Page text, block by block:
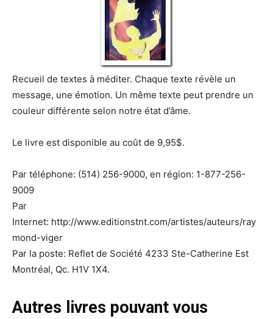
Recueil de textes à méditer. Chaque texte révèle un
message, une émotion. Un même texte peut prendre un
couleur différente selon notre état d’âme.
Le livre est disponible au coût de 9,95$.
Par téléphone: (514) 256-9000, en région: 1-877-256-
9009
Par
Internet: http://www.editionstnt.com/artistes/auteurs/ray
mond-viger
Par la poste: Reflet de Société 4233 Ste-Catherine Est
Montréal, Qc. H1V 1X4.
Autres livres pouvant vous